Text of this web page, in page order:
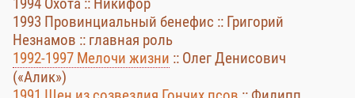
1993 Провинциальный бенефис :: Григорий
Незнамов :: главная роль
1992-1997 Мелочи жизни :: Олег Денисович
(«Алик»)